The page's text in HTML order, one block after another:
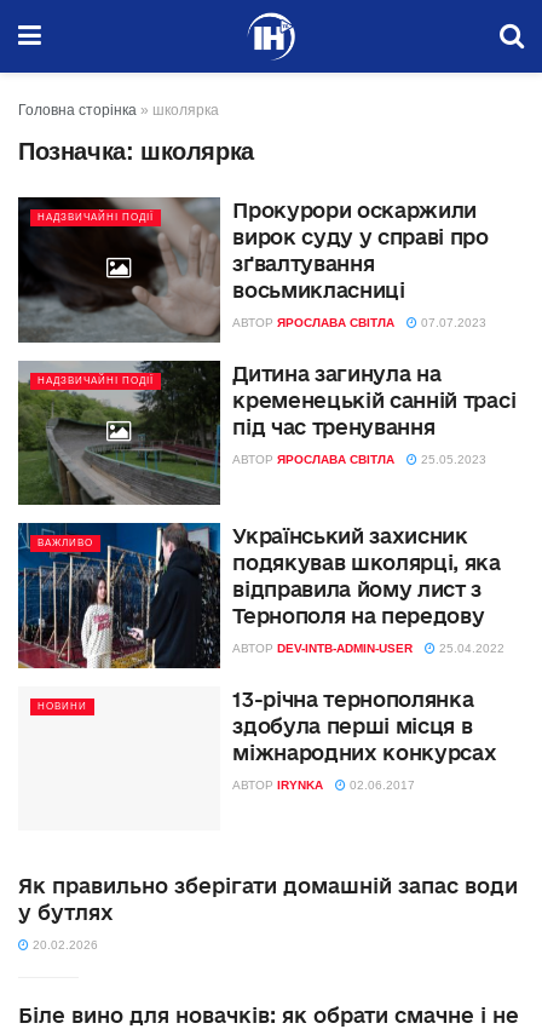
Головна сторінка » школярка
Позначка: школярка
НАДЗВИЧАЙНІ ПОДІЇ
Прокурори оскаржили
вирок суду у справі про
зґвалтування
восьмикласниці
АВТОР ЯРОСЛАВА СВІТЛА 07.07.2023
НАДЗВИЧАЙНІ ПОДІЇ
Дитина загинула на
кременецькій санній трасі
під час тренування
АВТОР ЯРОСЛАВА СВІТЛА 25.05.2023
ВАЖЛИВО
Український захисник
подякував школярці, яка
відправила йому лист з
Тернополя на передову
АВТОР DEV-INTB-ADMIN-USER 25.04.2022
НОВИНИ
13-річна тернополянка
здобула перші місця в
міжнародних конкурсах
АВТОР IRYNKA 02.06.2017
Як правильно зберігати домашній запас води
у бутлях
20.02.2026
Біле вино для новачків: як обрати смачне і не